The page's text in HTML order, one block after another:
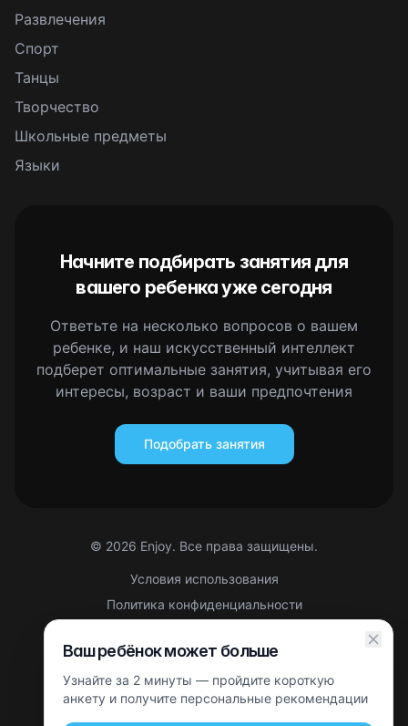
Развлечения
Спорт
Танцы
Творчество
Школьные предметы
Языки
Начните подбирать занятия для
вашего ребенка уже сегодня
Ответьте на несколько вопросов о вашем
ребенке, и наш искусственный интеллект
подберет оптимальные занятия, учитывая его
интересы, возраст и ваши предпочтения
Подобрать занятия
© 2026 Enjoy. Все права защищены.
Условия использования
Политика конфиденциальности
Партнерская оферта
Этот сайт защищен reCAPTCHA. Применяются Политика
конфиденциальности и Условия использования Google.
Ваш ребёнок может больше
Узнайте за 2 минуты — пройдите короткую
анкету и получите персональные рекомендации